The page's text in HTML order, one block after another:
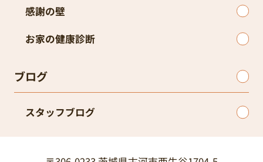
感謝の壁
お家の健康診断
ブログ
スタッフブログ